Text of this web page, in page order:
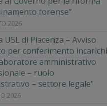
forense”
2026
USL di Piacenza – Avviso
per conferimento incarichi
amministrativo
– ruolo
– settore legale”
2026